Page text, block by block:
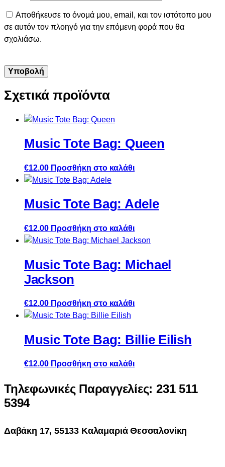
Αποθήκευσε το όνομά μου, email, και τον ιστότοπο μου
σε αυτόν τον πλοηγό για την επόμενη φορά που θα
σχολιάσω.
Σχετικά προϊόντα
Music Tote Bag: Queen
€12.00 Προσθήκη στο καλάθι
Music Tote Bag: Adele
€12.00 Προσθήκη στο καλάθι
Music Tote Bag: Michael
Jackson
€12.00 Προσθήκη στο καλάθι
Music Tote Bag: Billie Eilish
€12.00 Προσθήκη στο καλάθι
Τηλεφωνικές Παραγγελίες: 231 511
5394
Δαβάκη 17, 55133 Καλαμαριά Θεσσαλονίκη